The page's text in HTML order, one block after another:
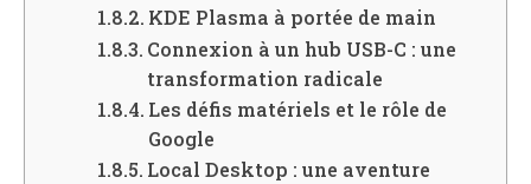
KDE Plasma à portée de main
Connexion à un hub USB-C : une
transformation radicale
Les défis matériels et le rôle de
Google
Local Desktop : une aventure